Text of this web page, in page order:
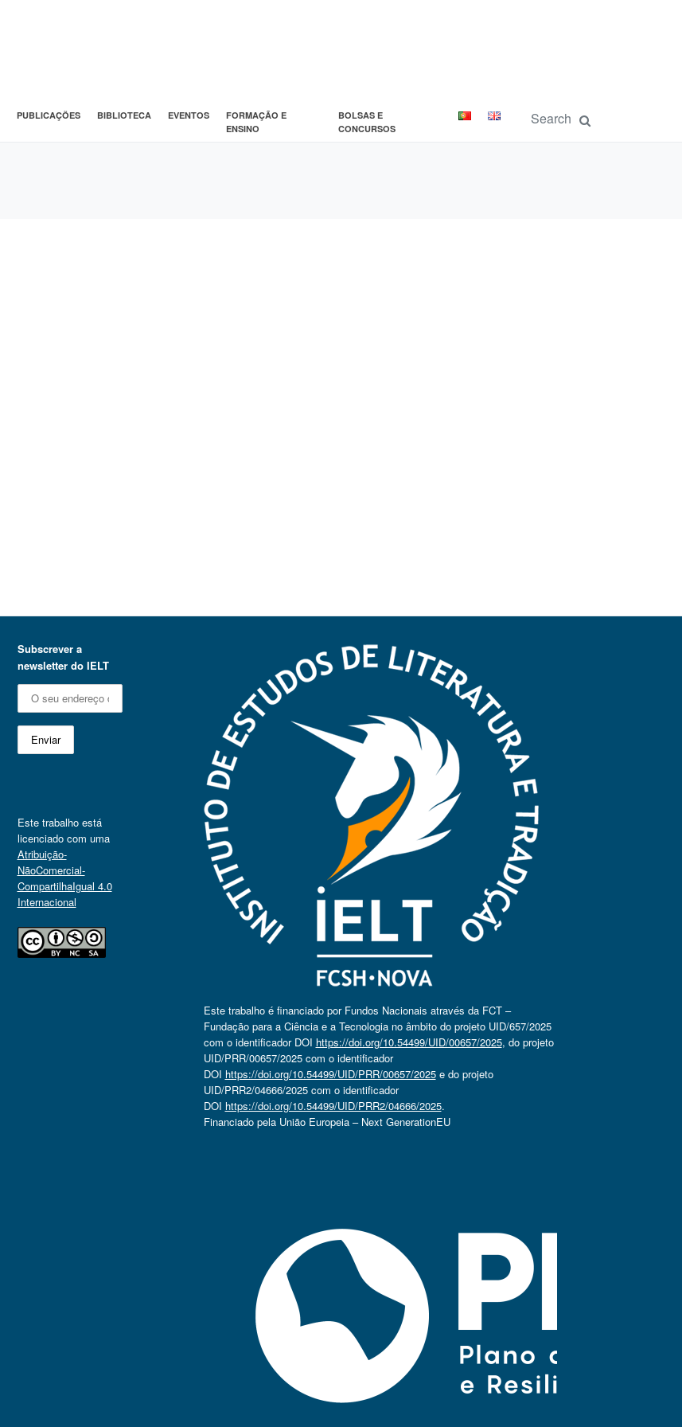
PUBLICAÇÕES BIBLIOTECA EVENTOS
FORMAÇÃO E
ENSINO
BOLSAS E
CONCURSOS
Subscrever a
newsletter do IELT
Este trabalho está
licenciado com uma
Atribuição-
NãoComercial-
CompartilhaIgual 4.0
Internacional
Este trabalho é financiado por Fundos Nacionais através da FCT –
Fundação para a Ciência e a Tecnologia no âmbito do projeto UID/657/2025
com o identificador DOI https://doi.org/10.54499/UID/00657/2025, do projeto
UID/PRR/00657/2025 com o identificador
DOI https://doi.org/10.54499/UID/PRR/00657/2025e do projeto
UID/PRR2/04666/2025 com o identificador
DOI https://doi.org/10.54499/UID/PRR2/04666/2025.
Financiado pela União Europeia – Next GenerationEU